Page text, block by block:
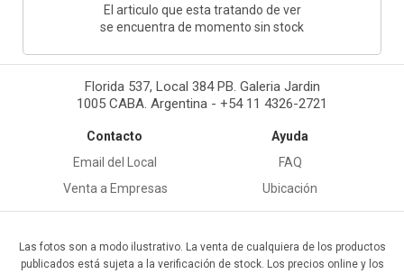
El articulo que esta tratando de ver
se encuentra de momento sin stock
Florida 537, Local 384 PB. Galeria Jardin
1005 CABA. Argentina - +54 11 4326-2721
Contacto
Email del Local
Venta a Empresas
Ayuda
FAQ
Ubicación
Las fotos son a modo ilustrativo. La venta de cualquiera de los productos
publicados está sujeta a la verificación de stock. Los precios online y los